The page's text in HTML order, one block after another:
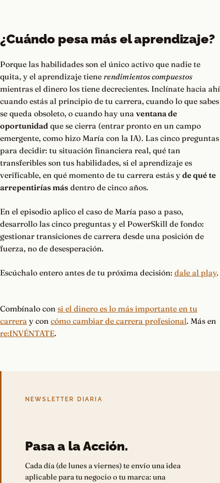
¿Cuándo pesa más el aprendizaje?
Porque las habilidades son el único activo que nadie te
quita, y el aprendizaje tiene rendimientos compuestos
mientras el dinero los tiene decrecientes. Inclínate hacia ahí
cuando estás al principio de tu carrera, cuando lo que sabes
se queda obsoleto, o cuando hay una ventana de
oportunidad que se cierra (entrar pronto en un campo
emergente, como hizo María con la IA). Las cinco preguntas
para decidir: tu situación financiera real, qué tan
transferibles son tus habilidades, si el aprendizaje es
verificable, en qué momento de tu carrera estás y de qué te
arrepentirías más dentro de cinco años.
En el episodio aplico el caso de María paso a paso,
desarrollo las cinco preguntas y el PowerSkill de fondo:
gestionar transiciones de carrera desde una posición de
fuerza, no de desesperación.
Escúchalo entero antes de tu próxima decisión: dale al play.
Combínalo con si el dinero es lo más importante en tu
carrera y con cómo cambiar de carrera profesional. Más en
re:INVÉNTATE.
NEWSLETTER DIARIA
Pasa a la Acción.
Cada día (de lunes a viernes) te envío una idea
aplicable para tu negocio o tu marca: una